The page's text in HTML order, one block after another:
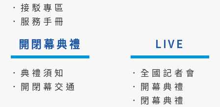
．接駁專區
．服務手冊
開閉幕典禮
．典禮須知
．開閉幕交通
LIVE
．全國記者會
．開幕典禮
．閉幕典禮